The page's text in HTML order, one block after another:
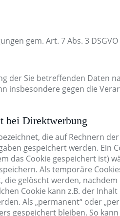
gem. Art. 7 Abs. 3
der Sie betreffenden Daten
insbesondere gegen die
bei Direktwerbung
die auf Rechnern
gespeichert werden. Ein
das Cookie gespeichert ist)
Als temporäre
die gelöscht werden,
Cookie kann z.B. der
Als „permanent“ oder
gespeichert bleiben. So